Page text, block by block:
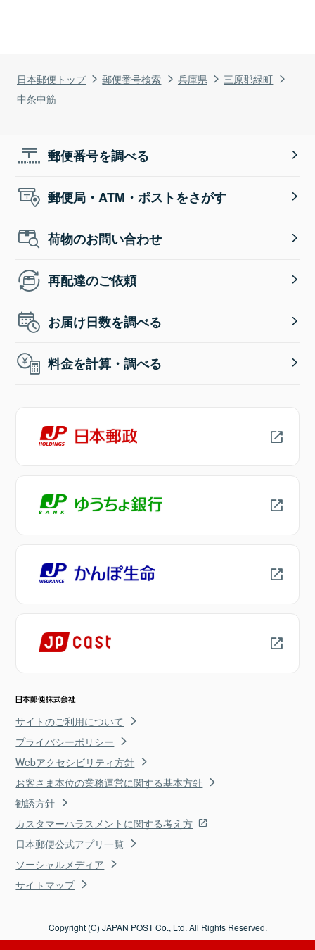
日本郵便トップ 郵便番号検索 兵庫県
三原郡緑町
中条中筋
郵便番号を調べる
郵便局・ATM・ポストをさがす
荷物のお問い合わせ
再配達のご依頼
お届け日数を調べる
料金を計算・調べる
サイトのご利用について
プライバシーポリシー
Webアクセシビリティ方針
お客さま本位の業務運営に関する基本方針
勧誘方針
カスタマーハラスメントに関する考え方
日本郵便公式アプリ一覧
ソーシャルメディア
サイトマップ
Copyright (C) JAPAN POST Co., Ltd. All Rights Reserved.